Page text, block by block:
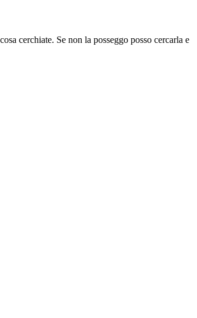
cerchiate. Se non la posseggo posso cercarla e